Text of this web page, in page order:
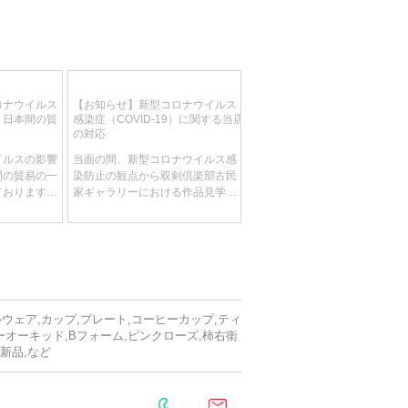
高さ62mm）×6
）×6
（直径200mm）×6
）×1
ース）兼用大型フルサイズ6
計測なので参考値です。
≫
絵付けゆえカップ、ソー
のような組み合わせでも
ナウイルス
本間の貿
スの影響
貿易の一
ります。
いる状態
物が大幅
【お知らせ】新型コロナウイルス
感染症（COVID-19）に関する当店
の対応
当面の間、新型コロナウイルス感
染防止の観点から双剣倶楽部古民
家ギャラリーにおける作品見学を
ナウイルス感染症（COVID-19）に
ェア,カップ,プレート,コーヒーカップ,ティ
ーキッド,Bフォーム,ピンクローズ,柿右衛
品,など